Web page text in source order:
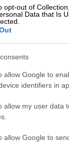
opt-out of
Data that Is
allow Google to
identifiers in
allow my user data
allow Google to
Στη
χωρίς να
πως
σύμφωνα με
εντοπισμό
η